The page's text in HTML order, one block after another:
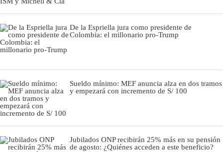
De la Espriella jura como presidente de
Colombia: el millonario pro-Trump
Sueldo mínimo: MEF anuncia alza en dos tramos
y empezará con incremento de S/ 100
Jubilados ONP recibirán 25% más en su pensión
de agosto: ¿Quiénes acceden a este beneficio?